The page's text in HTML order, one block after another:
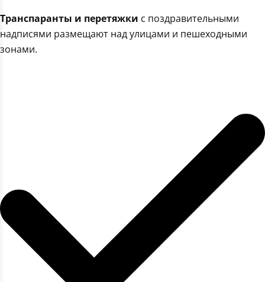
Транспаранты и перетяжки с поздравительными
надписями размещают над улицами и пешеходными
зонами.